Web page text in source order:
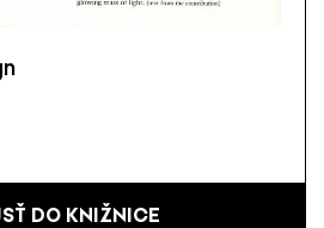
DO KNIŽNICE